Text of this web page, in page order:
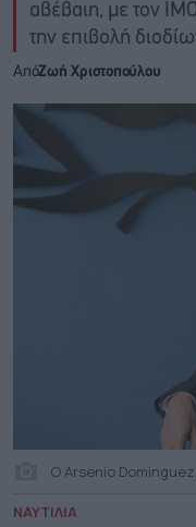
αβέβαιη, με τον
την επιβολή
ΑπόΖωή Χριστοπούλου
Ο Arsenio
ΝΑΥΤΙΛΙΑ